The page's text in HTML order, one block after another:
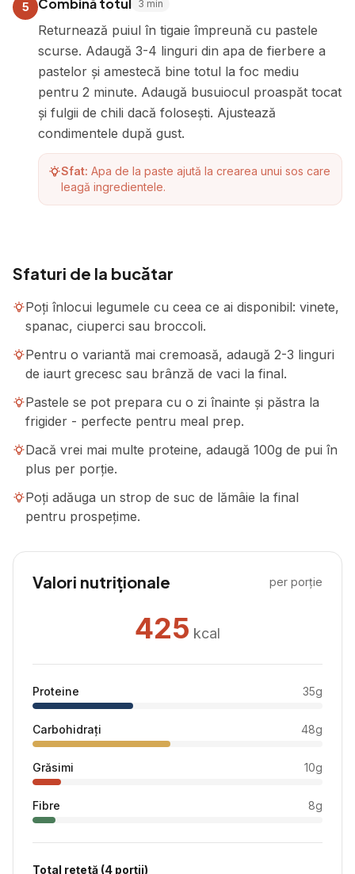
5 Combină totul 3 min
Returnează puiul în tigaie împreună cu pastele
scurse. Adaugă 3-4 linguri din apa de fierbere a
pastelor și amestecă bine totul la foc mediu
pentru 2 minute. Adaugă busuiocul proaspăt tocat
și fulgii de chili dacă folosești. Ajustează
condimentele după gust.
Sfat: Apa de la paste ajută la crearea unui sos care
leagă ingredientele.
Sfaturi de la bucătar
Poți înlocui legumele cu ceea ce ai disponibil: vinete,
spanac, ciuperci sau broccoli.
Pentru o variantă mai cremoasă, adaugă 2-3 linguri
de iaurt grecesc sau brânză de vaci la final.
Pastele se pot prepara cu o zi înainte și păstra la
frigider - perfecte pentru meal prep.
Dacă vrei mai multe proteine, adaugă 100g de pui în
plus per porție.
Poți adăuga un strop de suc de lămâie la final
pentru prospețime.
Valori nutriționale per porție
425 kcal
Proteine 35g
Carbohidrați 48g
Grăsimi 10g
Fibre 8g
Total rețetă (4 porții)